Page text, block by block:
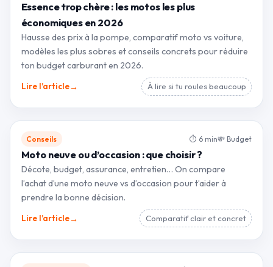
Essence trop chère : les motos les plus
économiques en 2026
Hausse des prix à la pompe, comparatif moto vs voiture,
modèles les plus sobres et conseils concrets pour réduire
ton budget carburant en 2026.
Lire l’article→ À lire si tu roules beaucoup
Conseils ⏱ 6 min💸 Budget
Moto neuve ou d’occasion : que choisir ?
Décote, budget, assurance, entretien… On compare
l’achat d’une moto neuve vs d’occasion pour t’aider à
prendre la bonne décision.
Lire l’article→ Comparatif clair et concret